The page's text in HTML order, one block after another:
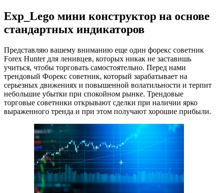
Exp_Lego мини конструктор на основе
стандартных индикаторов
Представляю вашему вниманию еще один форекс советник
Forex Hunter для ленивцев, которых никак не заставишь
учиться, чтобы торговать самостоятельно. Перед нами
трендовый Форекс советник, который зарабатывает на
серьезных движениях и повышенной волатильности и терпит
небольшие убытки при спокойном рынке. Трендовые
торговые советники открывают сделки при наличии ярко
выраженного тренда и при этом получают хорошие прибыли.